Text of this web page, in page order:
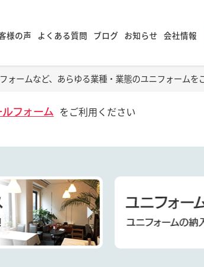
様の声 よくある質問 ブログ お知らせ 会社情報
ームなど、あらゆる業種・業態のユニフォームを
ルフォーム をご利用ください